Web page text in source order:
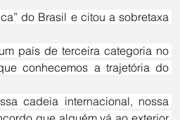
conhecemos a trajetória do